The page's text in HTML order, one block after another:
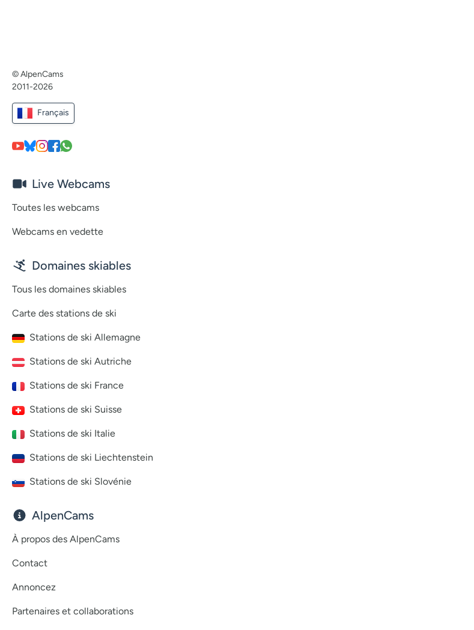
© AlpenCams
2011-2026
Français
Live Webcams
Toutes les webcams
Webcams en vedette
Domaines skiables
Tous les domaines skiables
Carte des stations de ski
Stations de ski Allemagne
Stations de ski Autriche
Stations de ski France
Stations de ski Suisse
Stations de ski Italie
Stations de ski Liechtenstein
Stations de ski Slovénie
AlpenCams
À propos des AlpenCams
Contact
Annoncez
Partenaires et collaborations